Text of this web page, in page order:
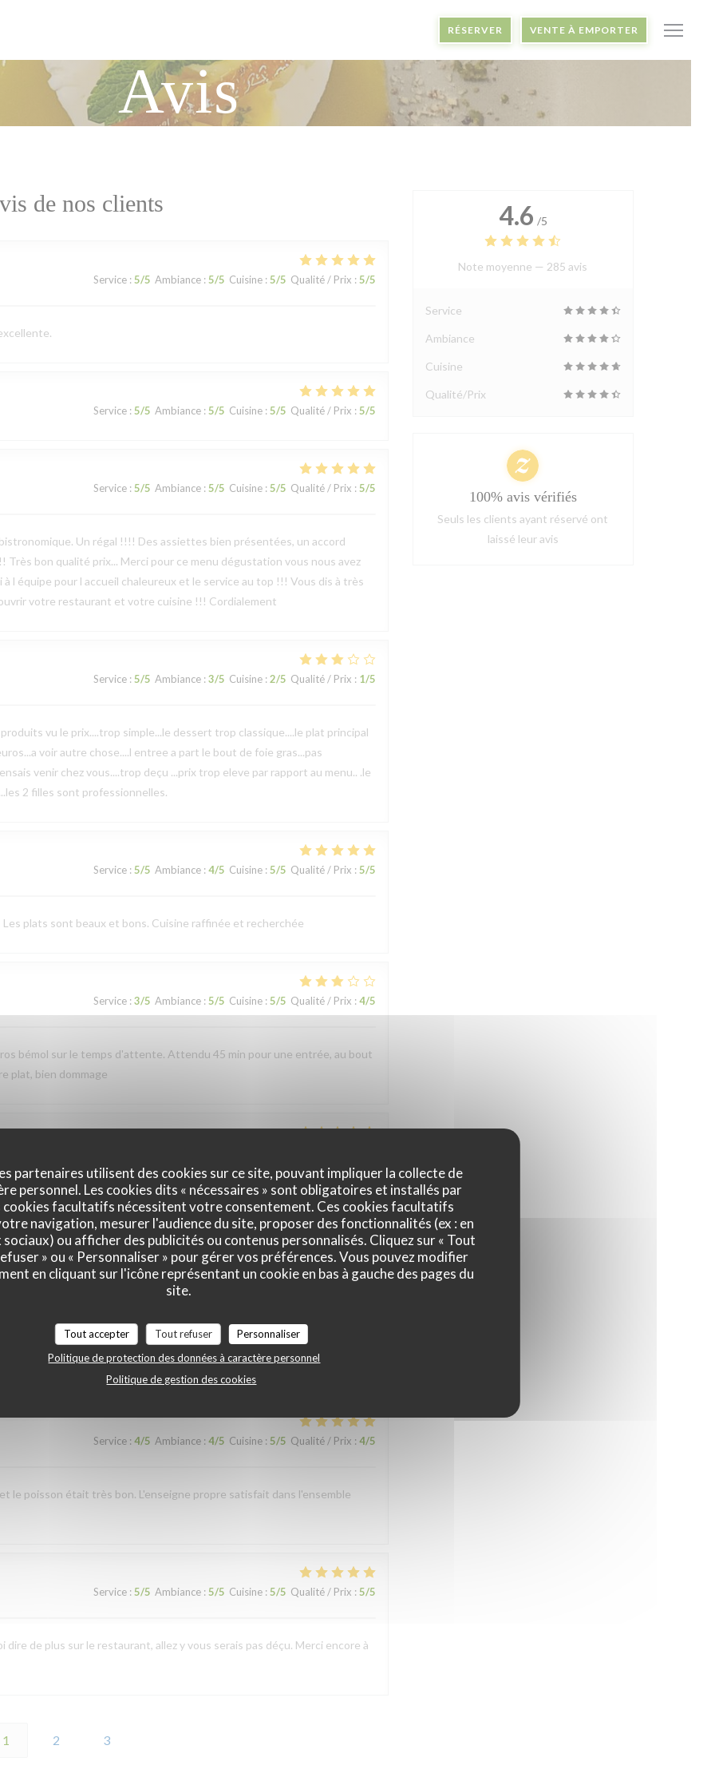
partenaires utilisent des cookies sur ce site, pouvant impliquer la collecte de
personnel. Les cookies dits « nécessaires » sont obligatoires et installés par
facultatifs nécessitent votre consentement. Ces cookies facultatifs
navigation, mesurer l'audience du site, proposer des fonctionnalités (ex : en
sociaux) ou afficher des publicités ou contenus personnalisés. Cliquez sur « Tout
» ou « Personnaliser » pour gérer vos préférences. Vous pouvez modifier
en cliquant sur l'icône représentant un cookie en bas à gauche des pages du
site.
Tout accepter Tout refuser
Personnaliser
Politique de protection des données à caractère personnel
Politique de gestion des cookies
RÉSERVER VENTE À EMPORTER
Avis
de nos clients
Service: 5/5 Ambiance: 5/5 Cuisine: 5/5 Qualité / Prix : 5/5
Service: 5/5 Ambiance: 5/5 Cuisine: 5/5 Qualité / Prix : 5/5
Service: 5/5 Ambiance: 5/5 Cuisine: 5/5 Qualité / Prix : 5/5
Un régal !!!! Des assiettes bien présentées, un accord
bon qualité prix... Merci pour ce menu dégustation vous nous avez
l équipe pour l accueil chaleureux et le service au top !!! Vous dis à très
votre restaurant et votre cuisine !!! Cordialement
Service: 5/5 Ambiance: 3/5 Cuisine: 2/5 Qualité / Prix : 1/5
vu le prix....trop simple...le dessert trop classique....le plat principal
voir autre chose....l entree a part le bout de foie gras...pas
venir chez vous....trop deçu ...prix trop eleve par rapport au menu.. .le
2 filles sont professionnelles.
Service: 5/5 Ambiance: 4/5 Cuisine: 5/5 Qualité / Prix : 5/5
plats sont beaux et bons. Cuisine raffinée et recherchée
Service: 3/5 Ambiance: 5/5 Cuisine: 5/5 Qualité / Prix : 4/5
bémol sur le temps d'attente. Attendu 45 min pour une entrée, au bout
plat, bien dommage
Service: 5/5 Ambiance:5 /5 Cuisine: 5/5 Qualité / Prix: 5/5
reviendrons pour goûter le repas gastronomique
Effectivement le menu dégustation autour de la truffe noire du
plaisir de vous accueillir une prochaine fois Salutations gourmandes
Service: 4/5 Ambiance: 4/5 Cuisine: 5/5 Qualité / Prix : 4/5
le poisson était très bon. L'enseigne propre satisfait dans l'ensemble
Service: 5/5 Ambiance: 5/5 Cuisine: 5/5 Qualité / Prix : 5/5
de plus sur le restaurant, allez y vous serais pas déçu. Merci encore à
1 2 3
4.6 /5
Note moyenne — 285 avis
Service
Ambiance
Cuisine
Qualité/Prix
100% avis vérifiés
Seuls les clients ayant réservé ont
laissé leur avis